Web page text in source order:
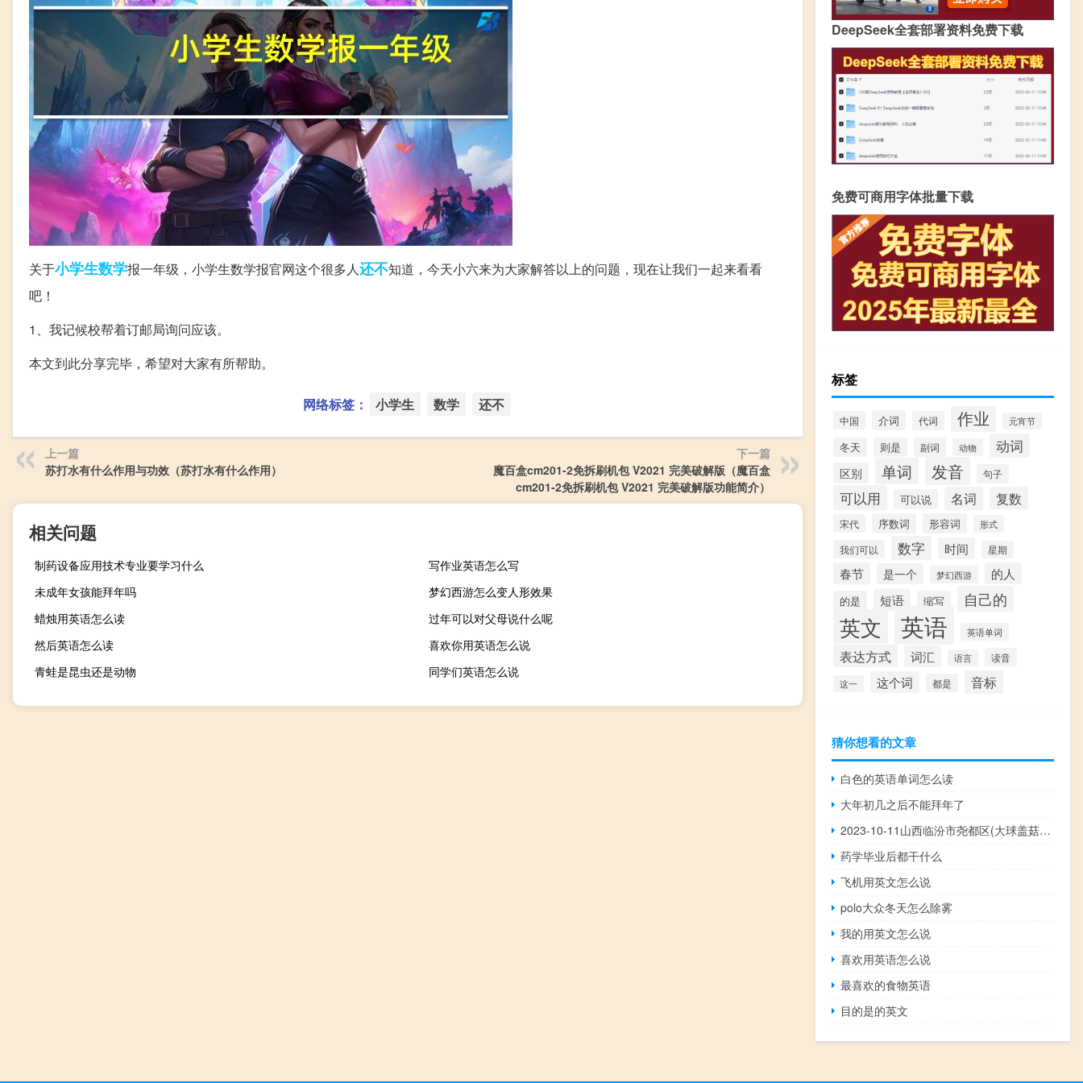
关于小学生数学报一年级，小学生数学报官网这个很多人还不知道，今天小六来为大家解答以上的问题，现在让我们一起来看看
吧！
1、我记候校帮着订邮局询问应该。
本文到此分享完毕，希望对大家有所帮助。
网络标签： 小学生 数学 还不
上一篇
苏打水有什么作用与功效（苏打水有什么作用）
下一篇
魔百盒cm201-2免拆刷机包 V2021 完美破解版（魔百盒
cm201-2免拆刷机包 V2021 完美破解版功能简介）
相关问题
制药设备应用技术专业要学习什么
写作业英语怎么写
未成年女孩能拜年吗
梦幻西游怎么变人形效果
蜡烛用英语怎么读
过年可以对父母说什么呢
然后英语怎么读
喜欢你用英语怎么说
青蛙是昆虫还是动物
同学们英语怎么说
DeepSeek全套部署资料免费下载
免费可商用字体批量下载
标签
中国 介词 代词 作业 元宵节
冬天 则是 副词 动物 动词
区别 单词 发音 句子
可以用 可以说 名词 复数
宋代 序数词 形容词 形式
我们可以 数字 时间 星期
春节 是一个 梦幻西游 的人
的是 短语 缩写 自己的
英文 英语 英语单词
表达方式 词汇 语言 读音
这一 这个词 都是 音标
猜你想看的文章
白色的英语单词怎么读
大年初几之后不能拜年了
2023-10-11山西临汾市尧都区(大球盖菇)的报价是多少
药学毕业后都干什么
飞机用英文怎么说
polo大众冬天怎么除雾
我的用英文怎么说
喜欢用英语怎么说
最喜欢的食物英语
目的是的英文